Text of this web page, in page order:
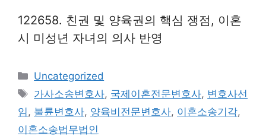
122658. 친권 및 양육권의 핵심 쟁점, 이혼
시 미성년 자녀의 의사 반영
Categories
Uncategorized
Tags
가사소송변호사, 국제이혼전문변호사, 변호사선
임 , 불륜변호사, 양육비전문변호사, 이혼소송기각,
이혼소송법무법인